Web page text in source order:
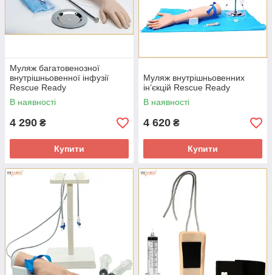
Муляж багатовенозної
внутрішньовенної інфузії
Rescue Ready
В наявності
4 290 ₴
Купити
Муляж внутрішньовенних
інʼєкцій Rescue Ready
В наявності
4 620 ₴
Купити